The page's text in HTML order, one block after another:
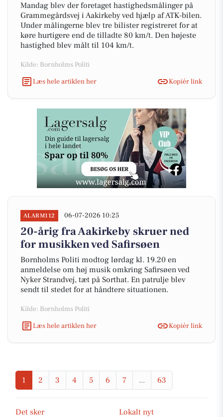
Mandag blev der foretaget hastighedsmålinger på
Grammegårdsvej i Aakirkeby ved hjælp af ATK-bilen.
Under målingerne blev tre bilister registreret for at
køre hurtigere end de tilladte 80 km/t. Den højeste
hastighed blev målt til 104 km/t.
Kilde: Bornholms Politi
Læs hele artiklen her
Kopiér link
ALARM112 06-07-2026 10:25
20-årig fra Aakirkeby skruer ned
for musikken ved Safirsøen
Bornholms Politi modtog lørdag kl. 19.20 en
anmeldelse om høj musik omkring Safirsøen ved
Nyker Strandvej, tæt på Sorthat. En patrulje blev
sendt til stedet for at håndtere situationen.
Kilde: Bornholms Politi
Læs hele artiklen her
Kopiér link
1 2 3 4 5 6 7 ... 63
Det sker
Lokalt nyt